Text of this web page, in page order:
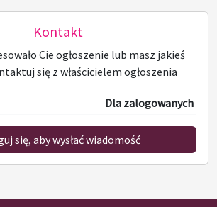
Kontakt
Cie ogłoszenie lub masz jakieś
się z właścicielem ogłoszenia
Dla zalogowanych
się, aby wysłać wiadomość